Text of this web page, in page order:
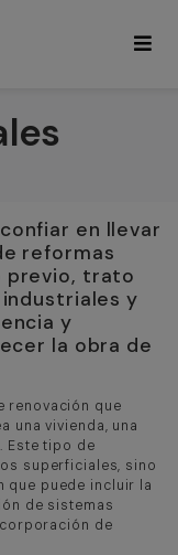
confiar en llevar
reformas
previo, trato
y
y
la obra de
renovación que
una vivienda, una
Este tipo de
superficiales, sino
que puede incluir la
de sistemas
de